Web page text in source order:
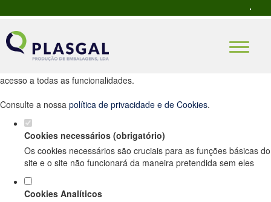
Defina as suas preferências de cookies
para este website.
Este website utiliza cookies estritamente necessários, analíticos e
acesso a todas as funcionalidades.
Consulte a nossa política de privacidade e de Cookies.
Cookies necessários (obrigatório)
Os cookies necessários são cruciais para as funções básicas do
site e o site não funcionará da maneira pretendida sem eles
Cookies Analíticos